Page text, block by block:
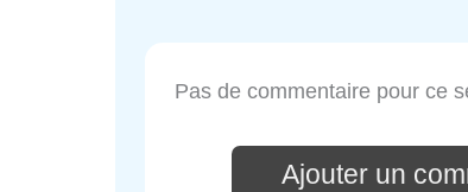
Pas de commentaire pour ce
Ajouter un